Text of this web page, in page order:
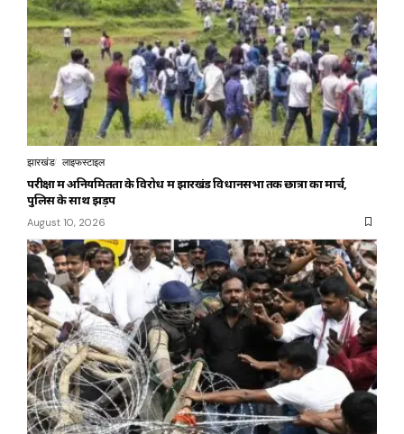
झारखंड लाइफस्टाइल
परीक्षा में अनियमितता के विरोध में झारखंड विधानसभा तक छात्रों का मार्च,
पुलिस के साथ झड़प
August 10, 2026